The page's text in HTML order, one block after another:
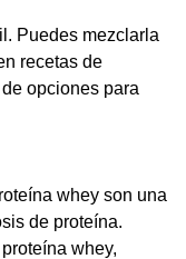
Puedes mezclarla
recetas de
opciones para
whey son una
de proteína.
whey,